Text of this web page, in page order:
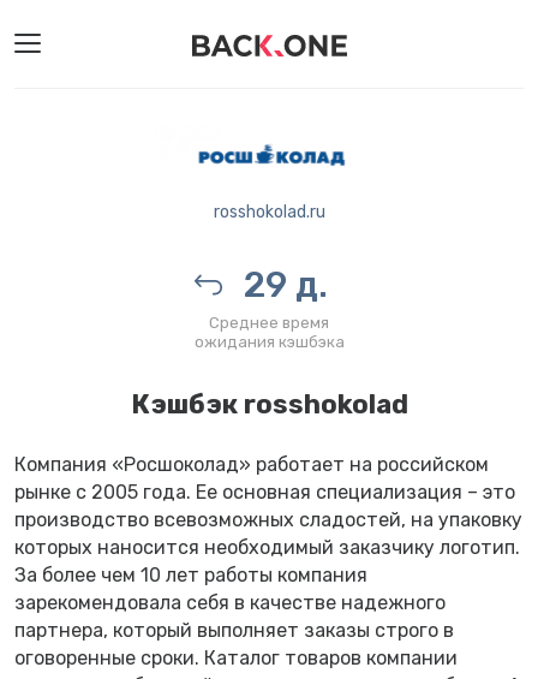
rosshokolad.ru
29 д.
Среднее время
ожидания кэшбэка
Кэшбэк rosshokolad
Компания «Росшоколад» работает на российском
рынке с 2005 года. Ее основная специализация – это
производство всевозможных сладостей, на упаковку
которых наносится необходимый заказчику логотип.
За более чем 10 лет работы компания
зарекомендовала себя в качестве надежного
партнера, который выполняет заказы строго в
оговоренные сроки. Каталог товаров компании